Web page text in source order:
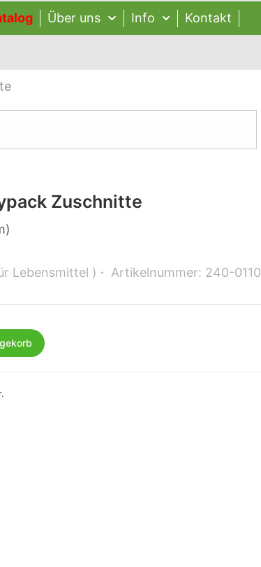
Über uns Info Kontakt
Zuschnitte
Lebensmittel ) Artikelnummer: 240-0110